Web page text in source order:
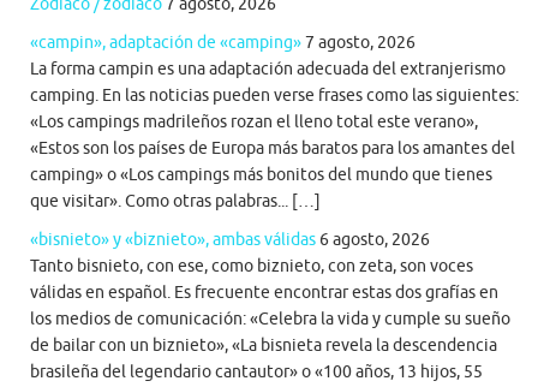
Zodiaco / zodiaco 7 agosto, 2026
«campin», adaptación de «camping»7 agosto, 2026
La forma campin es una adaptación adecuada del extranjerismo
camping. En las noticias pueden verse frases como las siguientes:
«Los campings madrileños rozan el lleno total este verano»,
«Estos son los países de Europa más baratos para los amantes del
camping» o «Los campings más bonitos del mundo que tienes
que visitar». Como otras palabras... […]
«bisnieto» y «biznieto», ambas válidas 6 agosto, 2026
Tanto bisnieto, con ese, como biznieto, con zeta, son voces
válidas en español. Es frecuente encontrar estas dos grafías en
los medios de comunicación: «Celebra la vida y cumple su sueño
de bailar con un biznieto», «La bisnieta revela la descendencia
brasileña del legendario cantautor» o «100 años, 13 hijos, 55